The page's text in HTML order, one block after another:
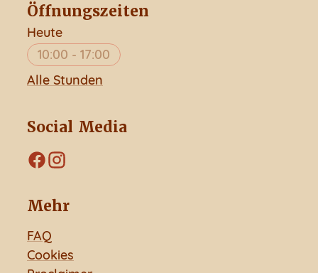
Öffnungszeiten
Heute
10:00 - 17:00
Alle Stunden
Social Media
Facebook
Instagram
Mehr
FAQ
Cookies